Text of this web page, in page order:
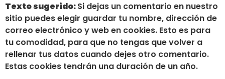
Texto sugerido:Si dejas un comentario en nuestro
sitio puedes elegir guardar tu nombre, dirección de
correo electrónico y web en cookies. Esto es para
tu comodidad, para que no tengas que volver a
rellenar tus datos cuando dejes otro comentario.
Estas cookies tendrán una duración de un año.